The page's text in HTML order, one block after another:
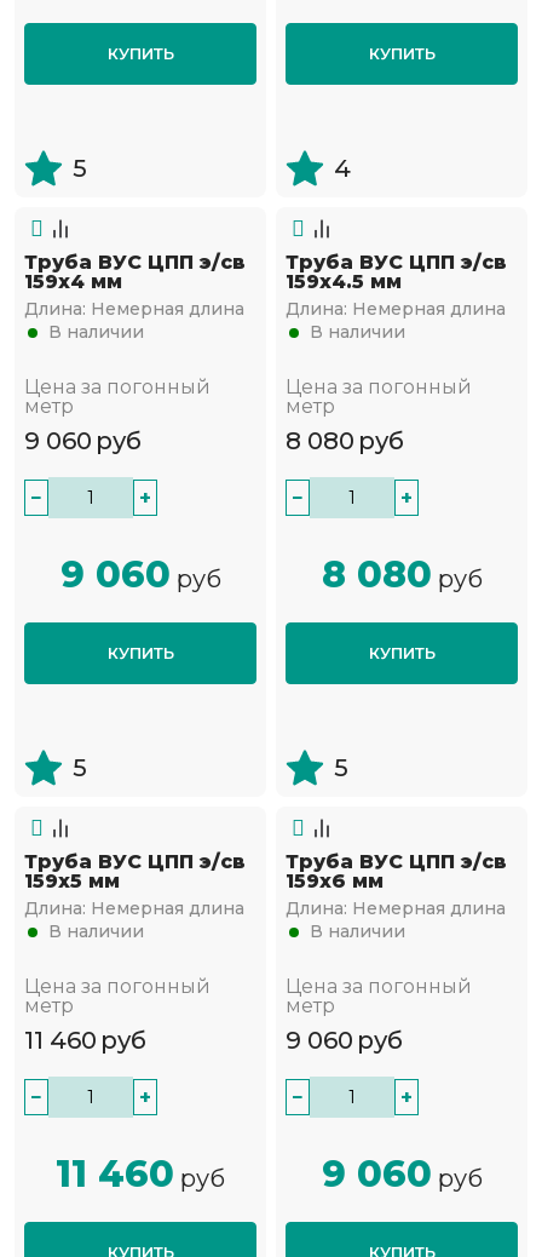
КУПИТЬ
5
КУПИТЬ
4
Труба ВУС ЦПП э/св
159х4 мм
Длина: Немерная длина
В наличии
Цена за погонный
метр
9 060 руб
− +
9 060 руб
КУПИТЬ
5
Труба ВУС ЦПП э/св
159х4.5 мм
Длина: Немерная длина
В наличии
Цена за погонный
метр
8 080 руб
− +
8 080 руб
КУПИТЬ
5
Труба ВУС ЦПП э/св
159х5 мм
Длина: Немерная длина
В наличии
Цена за погонный
метр
11 460 руб
− +
11 460 руб
КУПИТЬ
Труба ВУС ЦПП э/св
159х6 мм
Длина: Немерная длина
В наличии
Цена за погонный
метр
9 060 руб
− +
9 060 руб
КУПИТЬ